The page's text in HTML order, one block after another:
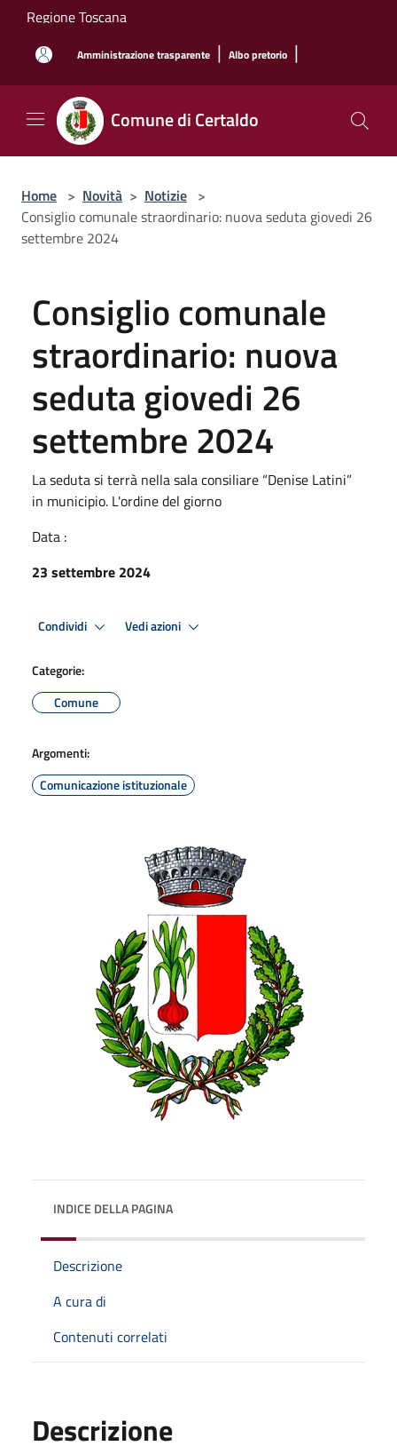
Salta al contenuto principale
Regione Toscana
Amministrazione trasparente | Albo pretorio |
Comune di Certaldo
Home > Novità > Notizie >
Consiglio comunale straordinario: nuova seduta giovedi 26
settembre 2024
Consiglio comunale
straordinario: nuova
seduta giovedi 26
settembre 2024
La seduta si terrà nella sala consiliare “Denise Latini”
in municipio. L'ordine del giorno
Data :
23 settembre 2024
Condividi Vedi azioni
Categorie:
Comune
Argomenti:
Comunicazione istituzionale
INDICE DELLA PAGINA
Descrizione
A cura di
Contenuti correlati
Descrizione